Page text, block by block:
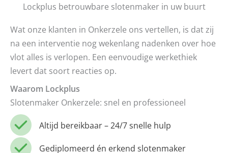
Lockplus betrouwbare slotenmaker in uw buurt
Wat onze klanten in Onkerzele ons vertellen, is dat zij
na een interventie nog wekenlang nadenken over hoe
vlot alles is verlopen. Een eenvoudige werkethiek
levert dat soort reacties op.
Waarom Lockplus
Slotenmaker Onkerzele: snel en professioneel
Altijd bereikbaar – 24/7 snelle hulp
Gediplomeerd én erkend slotenmaker